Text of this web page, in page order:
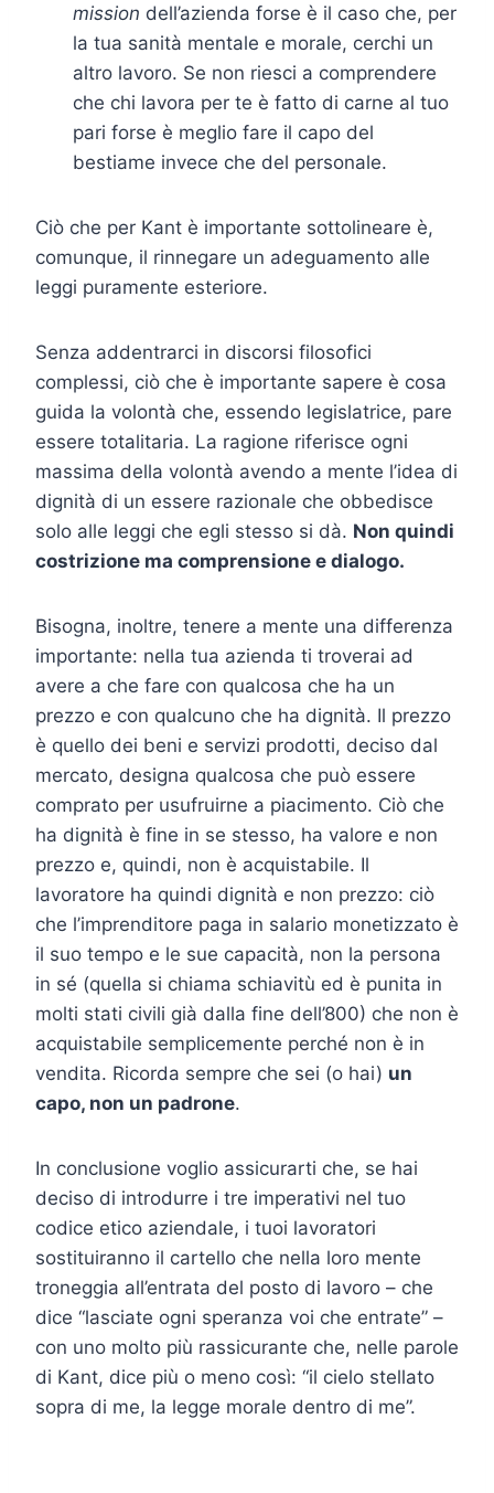
mission dell’azienda forse è il caso che, per
la tua sanità mentale e morale, cerchi un
altro lavoro. Se non riesci a comprendere
che chi lavora per te è fatto di carne al tuo
pari forse è meglio fare il capo del
bestiame invece che del personale.
Ciò che per Kant è importante sottolineare è,
comunque, il rinnegare un adeguamento alle
leggi puramente esteriore.
Senza addentrarci in discorsi filosofici
complessi, ciò che è importante sapere è cosa
guida la volontà che, essendo legislatrice, pare
essere totalitaria. La ragione riferisce ogni
massima della volontà avendo a mente l’idea di
dignità di un essere razionale che obbedisce
solo alle leggi che egli stesso si dà. Non quindi
costrizione ma comprensione e dialogo.
Bisogna, inoltre, tenere a mente una differenza
importante: nella tua azienda ti troverai ad
avere a che fare con qualcosa che ha un
prezzo e con qualcuno che ha dignità. Il prezzo
è quello dei beni e servizi prodotti, deciso dal
mercato, designa qualcosa che può essere
comprato per usufruirne a piacimento. Ciò che
ha dignità è fine in se stesso, ha valore e non
prezzo e, quindi, non è acquistabile. Il
lavoratore ha quindi dignità e non prezzo: ciò
che l’imprenditore paga in salario monetizzato è
il suo tempo e le sue capacità, non la persona
in sé (quella si chiama schiavitù ed è punita in
molti stati civili già dalla fine dell’800) che non è
acquistabile semplicemente perché non è in
vendita. Ricorda sempre che sei (o hai) un
capo, non un padrone.
In conclusione voglio assicurarti che, se hai
deciso di introdurre i tre imperativi nel tuo
codice etico aziendale, i tuoi lavoratori
sostituiranno il cartello che nella loro mente
troneggia all’entrata del posto di lavoro – che
dice “lasciate ogni speranza voi che entrate” –
con uno molto più rassicurante che, nelle parole
di Kant, dice più o meno così: “il cielo stellato
sopra di me, la legge morale dentro di me”.